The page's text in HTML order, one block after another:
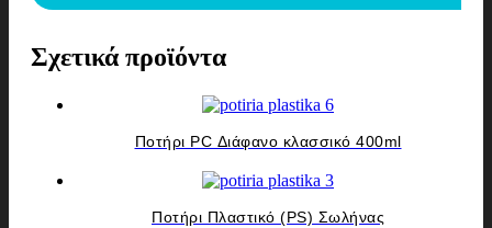
Σχετικά προϊόντα
Ποτήρι PC Διάφανο κλασσικό 400ml
Ποτήρι Πλαστικό (PS) Σωλήνας